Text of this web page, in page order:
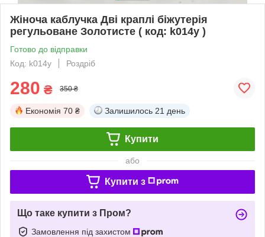
Жіноча каблучка Дві краплі біжутерія
регульоване Золотисте ( код: k014y )
Готово до відправки
Код: k014y
Роздріб
280 ₴ 350 ₴
Економія 70 ₴ Залишилось 21 день
Купити
або
Купити з
Що таке купити з Пром?
Замовлення під захистом